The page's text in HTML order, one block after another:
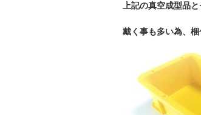
上記の真空成型品
戴く事も多い為、